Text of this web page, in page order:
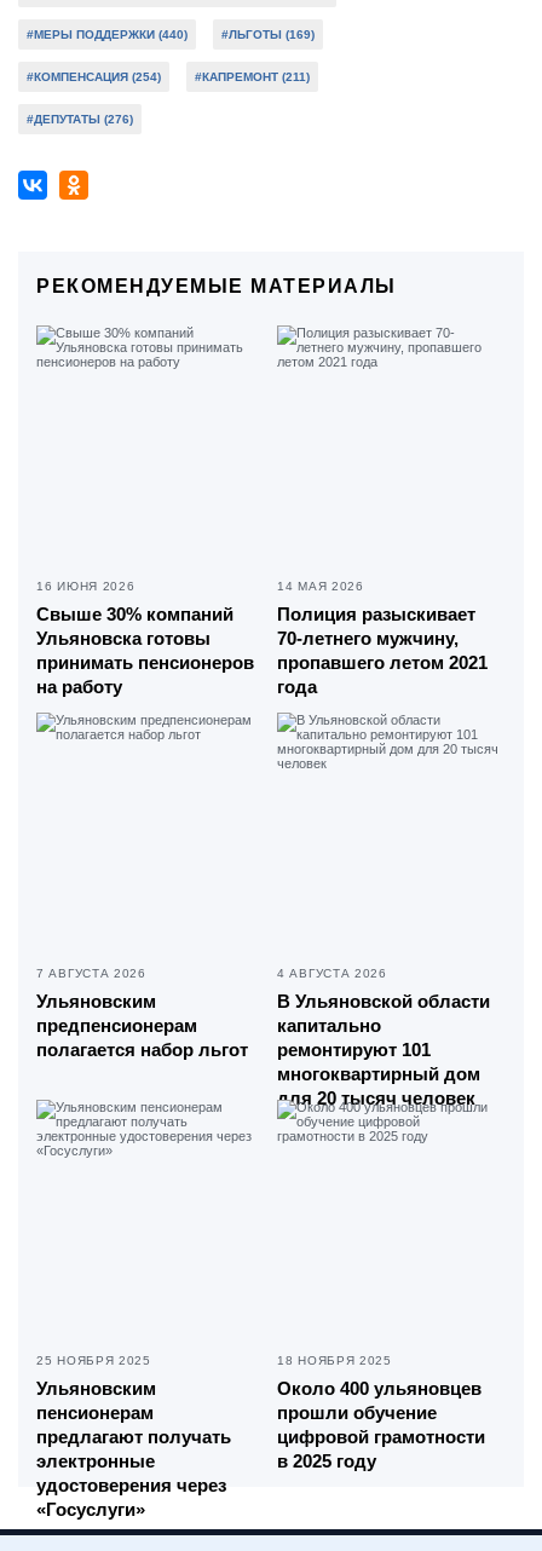
#МЕРЫ ПОДДЕРЖКИ (440) #ЛЬГОТЫ (169)
#КОМПЕНСАЦИЯ (254) #КАПРЕМОНТ (211)
#ДЕПУТАТЫ (276)
РЕКОМЕНДУЕМЫЕ МАТЕРИАЛЫ
16 ИЮНЯ 2026
Свыше 30% компаний
Ульяновска готовы
принимать пенсионеров
на работу
14 МАЯ 2026
Полиция разыскивает
70-летнего мужчину,
пропавшего летом 2021
года
7 АВГУСТА 2026
Ульяновским
предпенсионерам
полагается набор льгот
4 АВГУСТА 2026
В Ульяновской области
капитально
ремонтируют 101
многоквартирный дом
для 20 тысяч человек
25 НОЯБРЯ 2025
Ульяновским
пенсионерам
предлагают получать
электронные
удостоверения через
«Госуслуги»
18 НОЯБРЯ 2025
Около 400 ульяновцев
прошли обучение
цифровой грамотности
в 2025 году